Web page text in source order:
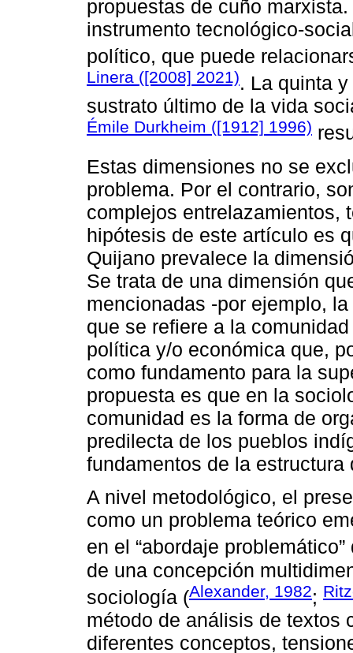
propuestas de cuño
instrumento tecnológico-
político, que puede
Linera ([2008] 2021). La quinta
sustrato último de la vida
Émile Durkheim ([1912] 1996)
Estas dimensiones no se
problema. Por el contrario,
complejos entrelazamientos,
hipótesis de este artículo es
Quijano prevalece la
Se trata de una dimensión
mencionadas -por ejemplo,
que se refiere a la
política y/o económica que,
como fundamento para la
propuesta es que en la
comunidad es la forma de
predilecta de los pueblos
fundamentos de la
A nivel metodológico, el
como un problema teórico
en el “abordaje
de una concepción
sociología (Alexander, 1982;
método de análisis de textos
diferentes conceptos,